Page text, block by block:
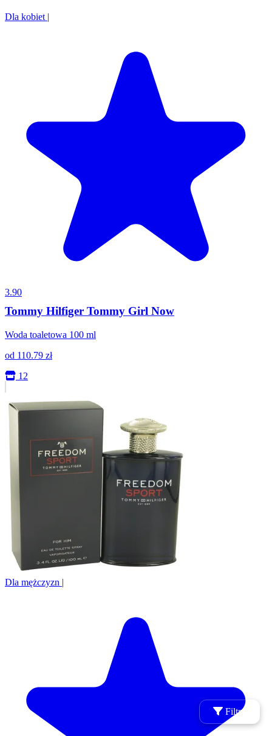
Dla kobiet |
3.90
Tommy Hilfiger Tommy Girl Now
Woda toaletowa 100 ml
od 110.79 zł
12
Dla mężczyzn |
Filtry